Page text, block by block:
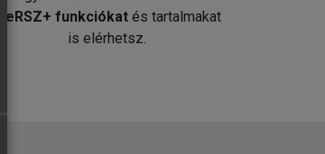
MeRSZ+ funkciókat és tartalmakat
is elérhetsz.